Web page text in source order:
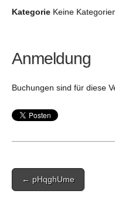
Kategorie Keine
Anmeldung
Buchungen sind für diese
Post
navigation
← pHqghUme